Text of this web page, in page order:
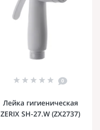
0
Лейка гигиеническая
ZERIX SH-27.W (ZX2737)